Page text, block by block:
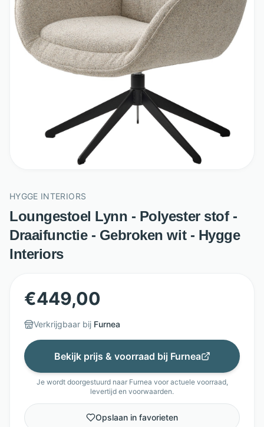
HYGGE INTERIORS
Loungestoel Lynn - Polyester stof -
Draaifunctie - Gebroken wit - Hygge
Interiors
€449,00
Verkrijgbaar bij Furnea
Bekijk prijs & voorraad bij Furnea
Je wordt doorgestuurd naar Furnea voor actuele voorraad,
levertijd en voorwaarden.
Opslaan in favorieten